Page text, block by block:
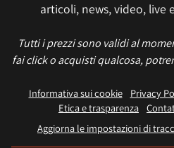
articoli, news, video, live
Tutti i prezzi sono validi al
fai click o acquisti qualcosa,
Informativa sui cookie Privacy
Etica e trasparenza
Aggiorna le impostazioni di